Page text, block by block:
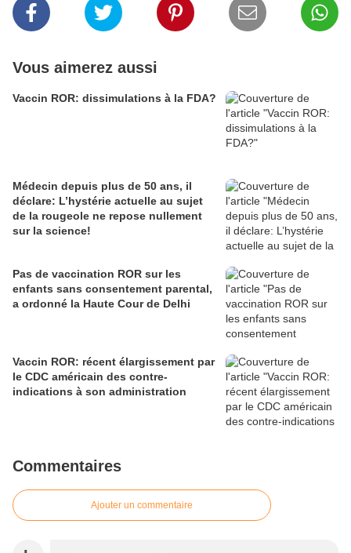
Vous aimerez aussi
Vaccin ROR: dissimulations à la FDA?
Médecin depuis plus de 50 ans, il
déclare: L’hystérie actuelle au sujet
de la rougeole ne repose nullement
sur la science!
Pas de vaccination ROR sur les
enfants sans consentement parental,
a ordonné la Haute Cour de Delhi
Vaccin ROR: récent élargissement par
le CDC américain des contre-
indications à son administration
Commentaires
Ajouter un commentaire